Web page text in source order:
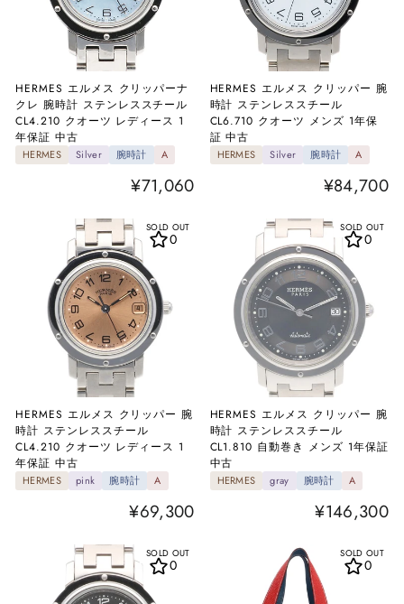
HERMES エルメス クリッパーナ
クレ 腕時計 ステンレススチール
CL4.210 クオーツ レディース 1
年保証 中古
HERMES Silver 腕時計 A
¥71,060
HERMES エルメス クリッパー 腕
時計 ステンレススチール
CL6.710 クオーツ メンズ 1年保
証 中古
HERMES Silver 腕時計 A
¥84,700
SOLD OUT
HERMES エルメス クリッパー 腕
時計 ステンレススチール
CL4.210 クオーツ レディース 1
年保証 中古
HERMES pink 腕時計 A
¥69,300
0
SOLD OUT
HERMES エルメス クリッパー 腕
時計 ステンレススチール
CL1.810 自動巻き メンズ 1年保証
中古
HERMES gray 腕時計 A
¥146,300
0
SOLD OUT
0
SOLD OUT
0